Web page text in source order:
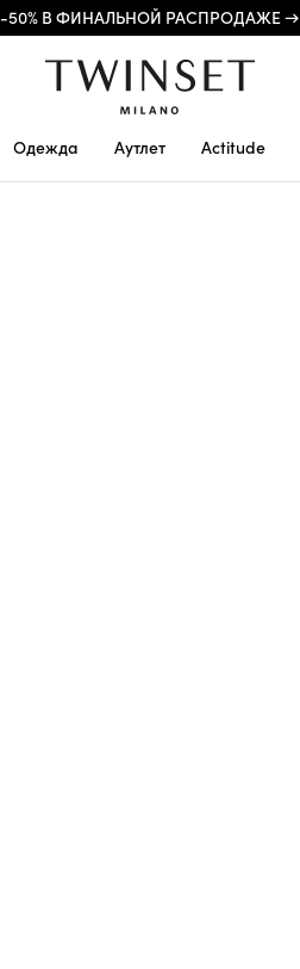
-50% В ФИНАЛЬНОЙ РАСПРОДАЖЕ →
Одежда Аутлет Actitude